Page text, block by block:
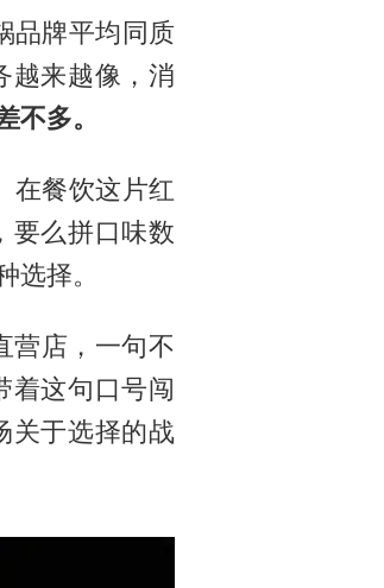
品牌平均同质
越来越像，消
不多。
在餐饮这片红
要么拼口味数
择。
营店，一句不
着这句口号闯
关于选择的战